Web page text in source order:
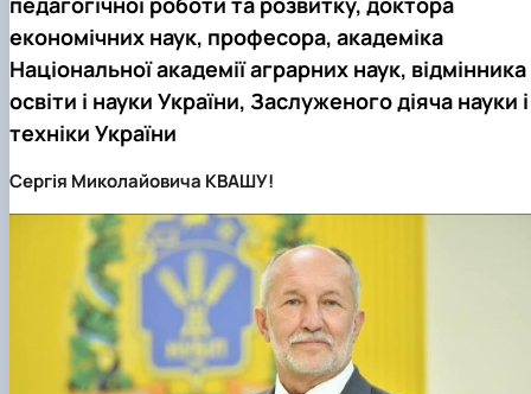
Сторінка аспіранта
економічних наук, професора, академіка
Національної академії аграрних наук, відмінника
освіти і науки України, Заслуженого діяча науки і
техніки України
Сергія Миколайовича КВАШУ!